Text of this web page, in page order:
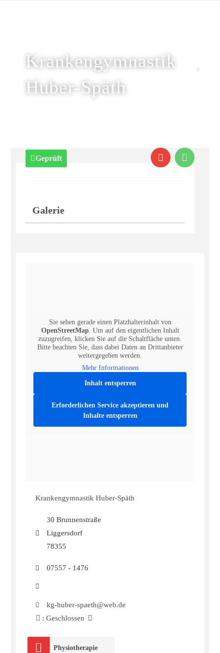
Krankengymnastik
Huber-Späth
Geprüft
Galerie
Sie sehen gerade einen Platzhalterinhalt von
OpenStreetMap. Um auf den eigentlichen Inhalt
zuzugreifen, klicken Sie auf die Schaltfläche unten.
Bitte beachten Sie, dass dabei Daten an Drittanbieter
weitergegeben werden.
Mehr Informationen
Inhalt entsperren
Erforderlichen Service akzeptieren und
Inhalte entsperren
Krankengymnastik Huber-Späth
30 Brunnenstraße
Liggersdorf
78355
07557 - 1476
kg-huber-spaeth@web.de
: Geschlossen
Physiotherapie